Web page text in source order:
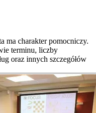
ma charakter pomocniczy.
terminu, liczby
oraz innych szczegółów